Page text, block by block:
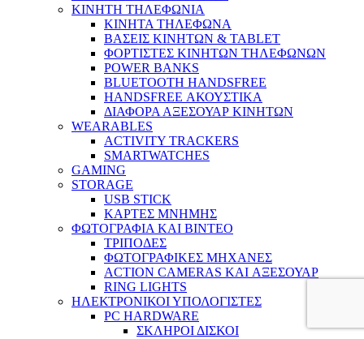
ΚΙΝΗΤΗ ΤΗΛΕΦΩΝΙΑ
ΚΙΝΗΤΑ ΤΗΛΕΦΩΝΑ
ΒΑΣΕΙΣ ΚΙΝΗΤΩΝ & TABLET
ΦΟΡΤΙΣΤΕΣ ΚΙΝΗΤΩΝ ΤΗΛΕΦΩΝΩΝ
POWER BANKS
BLUETOOTH HANDSFREE
HANDSFREE ΑΚΟΥΣΤΙΚΑ
ΔΙΑΦΟΡΑ ΑΞΕΣΟΥΑΡ ΚΙΝΗΤΩΝ
WEARABLES
ACTIVITY TRACKERS
SMARTWATCHES
GAMING
STORAGE
USB STICK
ΚΑΡΤΕΣ ΜΝΗΜΗΣ
ΦΩΤΟΓΡΑΦΙΑ ΚΑΙ ΒΙΝΤΕΟ
ΤΡΙΠΟΔΕΣ
ΦΩΤΟΓΡΑΦΙΚΕΣ ΜΗΧΑΝΕΣ
ACTION CAMERAS KAI ΑΞΕΣΟΥΑΡ
RING LIGHTS
ΗΛΕΚΤΡΟΝΙΚΟΙ ΥΠΟΛΟΓΙΣΤΕΣ
PC HARDWARE
ΣΚΛΗΡΟΙ ΔΙΣΚΟΙ